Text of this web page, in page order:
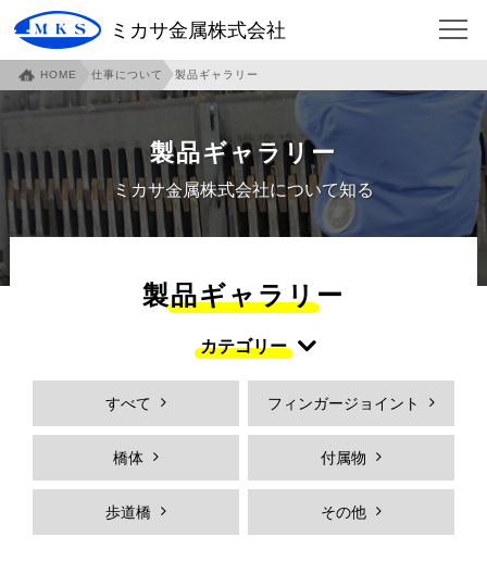
ミカサ金属株式会社
HOME 会社について
ご挨拶
沿革 本社・泉北工場紹介
本社アクセスマップ 伊賀工場紹介
各部門紹介
社員への取り組み
安全への取り組み 仕事について
フィンガージョイント 必見！フィンガージョイント
HOME 仕事について 製品ギャラリー
製品ギャラリー
ミカサ金属株式会社について知る
製品ギャラリー
カテゴリー
すべて フィンガージョイント
橋体 付属物
歩道橋 その他